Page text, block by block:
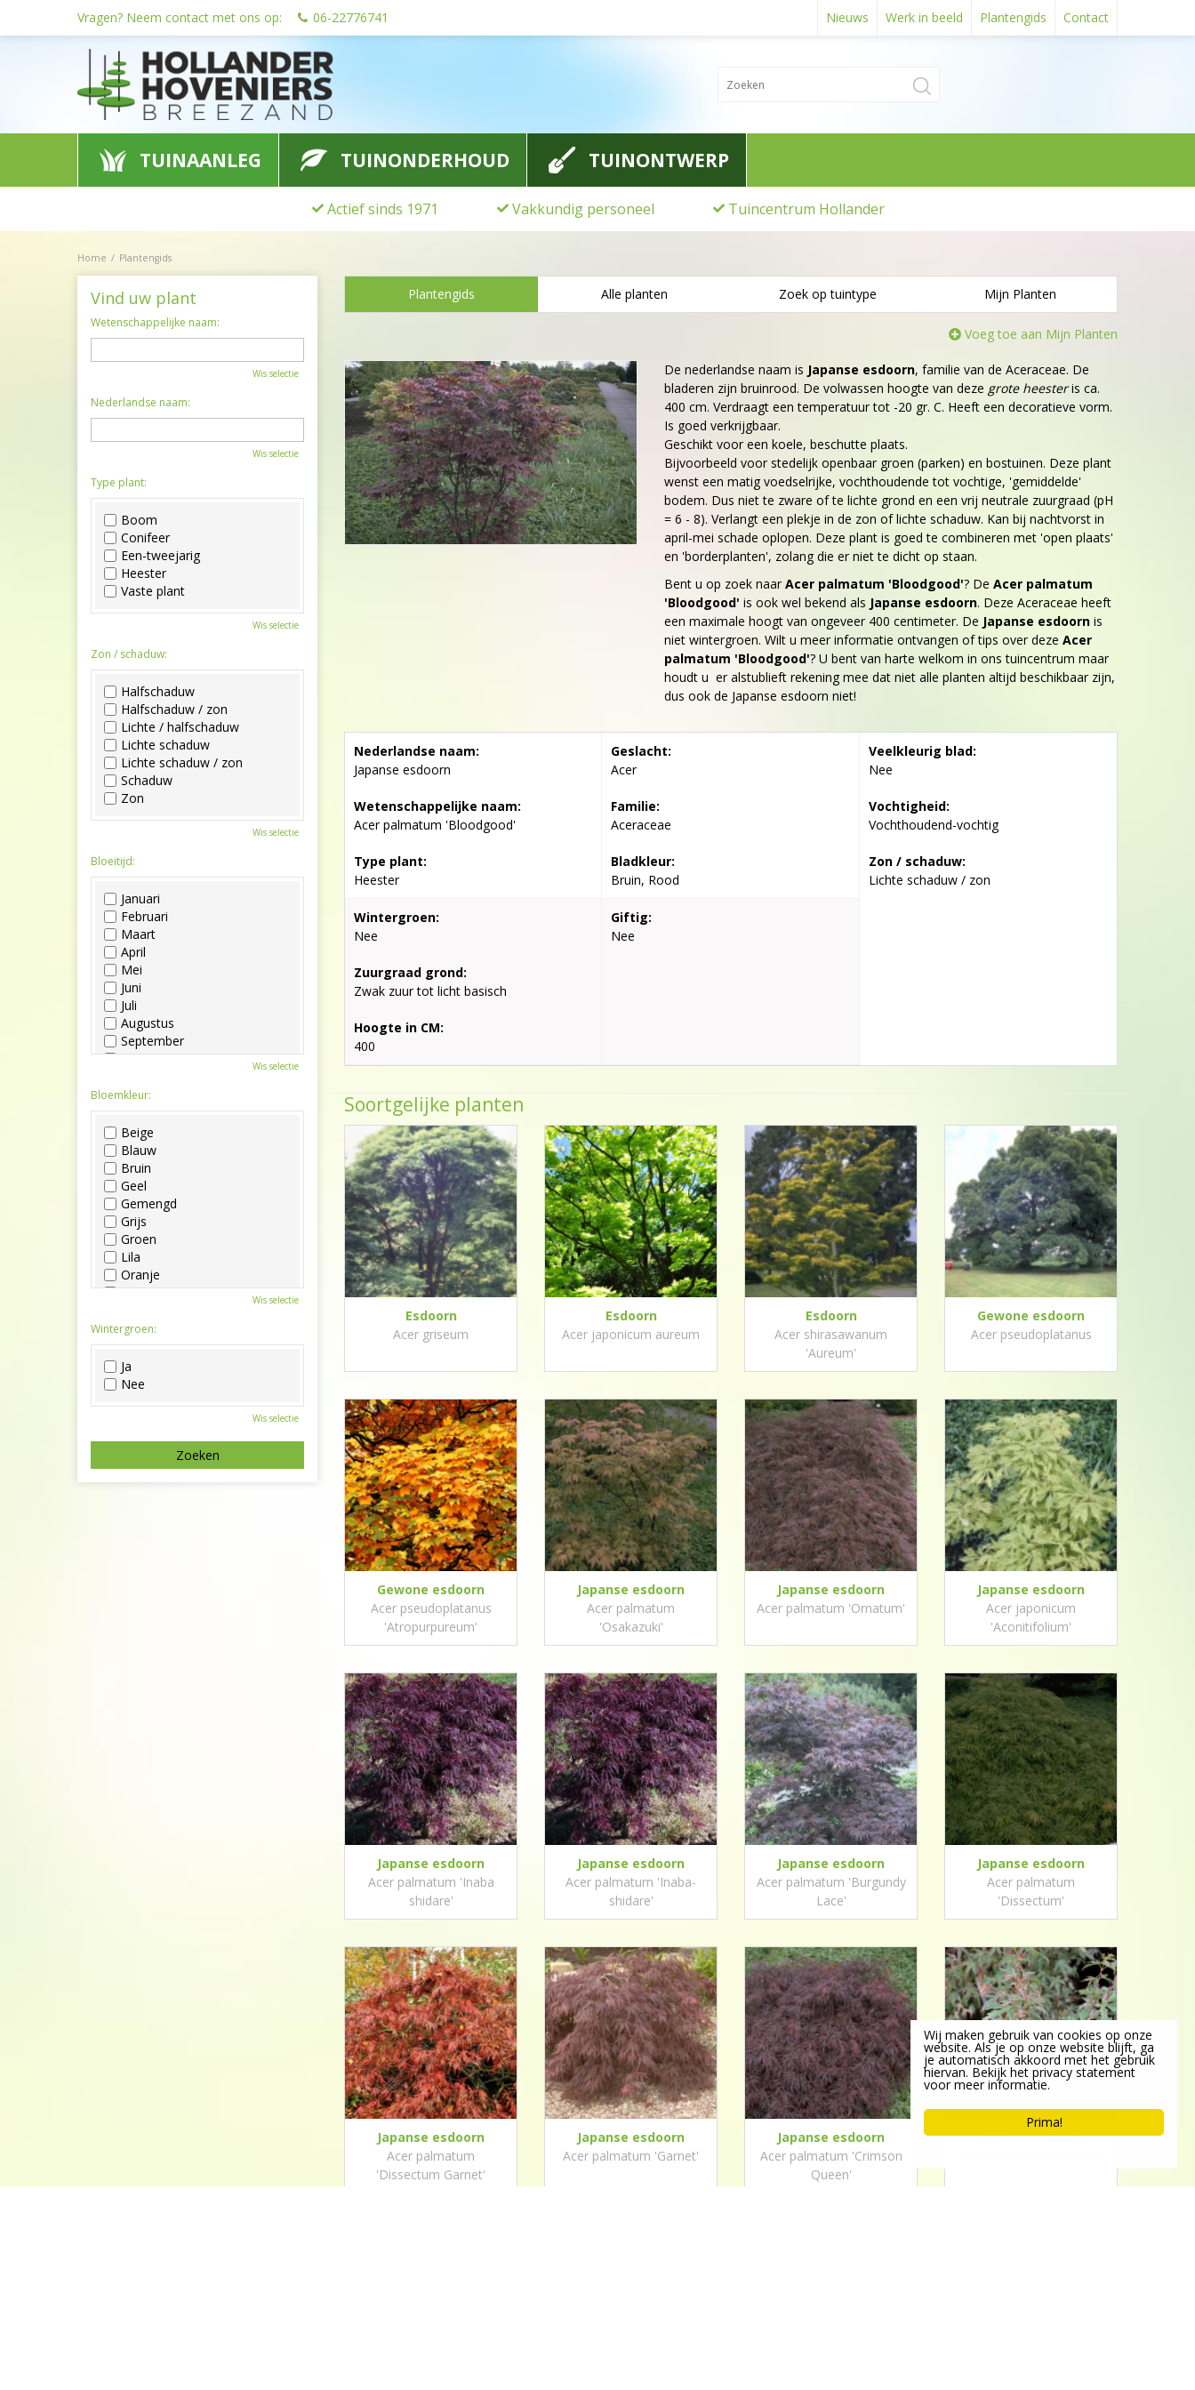
Home Plantengids
Vragen? Neem contact met ons op: 06-22776741 Nieuws Werk in beeld Plantengids Contact
TUINAANLEG TUINONDERHOUD TUINONTWERP
Actief sinds 1971 Vakkundig personeel Tuincentrum Hollander
Plantengids Alle planten Zoek op tuintype Mijn Planten
Voeg toe aan Mijn Planten
De nederlandse naam is Japanse esdoorn, familie van de Aceraceae. De
bladeren zijn bruinrood. De volwassen hoogte van deze grote heesteris ca.
400 cm. Verdraagt een temperatuur tot -20 gr. C. Heeft een decoratieve vorm.
Is goed verkrijgbaar.
Geschikt voor een koele, beschutte plaats.
Bijvoorbeeld voor stedelijk openbaar groen (parken) en bostuinen. Deze plant
wenst een matig voedselrijke, vochthoudende tot vochtige, 'gemiddelde'
bodem. Dus niet te zware of te lichte grond en een vrij neutrale zuurgraad (pH
= 6 - 8). Verlangt een plekje in de zon of lichte schaduw. Kan bij nachtvorst in
april-mei schade oplopen. Deze plant is goed te combineren met 'open plaats'
en 'borderplanten', zolang die er niet te dicht op staan.
Bent u op zoek naar Acer palmatum 'Bloodgood'? De Acer palmatum
'Bloodgood' is ook wel bekend als Japanse esdoorn. Deze Aceraceae heeft
een maximale hoogt van ongeveer 400 centimeter. De Japanse esdoorn is
niet wintergroen. Wilt u meer informatie ontvangen of tips over deze Acer
palmatum 'Bloodgood'? U bent van harte welkom in ons tuincentrum maar
houdt u er alstublieft rekening mee dat niet alle planten altijd beschikbaar zijn,
dus ook de Japanse esdoorn niet!
Nederlandse naam:
Japanse esdoorn
Wetenschappelijke naam:
Acer palmatum 'Bloodgood'
Type plant:
Heester
Geslacht:
Acer
Familie:
Aceraceae
Bladkleur:
Bruin, Rood
Veelkleurig blad:
Nee
Vochtigheid:
Vochthoudend-vochtig
Zon / schaduw:
Lichte schaduw / zon
Wintergroen:
Nee
Zuurgraad grond:
Zwak zuur tot licht basisch
Hoogte in CM:
400
Giftig:
Nee
Soortgelijke planten
Esdoorn
Acer griseum
Esdoorn
Acer japonicum aureum
Esdoorn
Acer shirasawanum
'Aureum'
Gewone esdoorn
Acer pseudoplatanus
Gewone esdoorn
Acer pseudoplatanus
'Atropurpureum'
Japanse esdoorn
Acer palmatum
'Osakazuki'
Japanse esdoorn
Acer palmatum 'Ornatum'
Japanse esdoorn
Acer japonicum
'Aconitifolium'
Japanse esdoorn
Acer palmatum 'Inaba
shidare'
Japanse esdoorn
Acer palmatum 'Inaba-
shidare'
Japanse esdoorn
Acer palmatum 'Burgundy
Lace'
Japanse esdoorn
Acer palmatum
'Dissectum'
Japanse esdoorn
Acer palmatum
'Dissectum Garnet'
Japanse esdoorn
Acer palmatum 'Garnet'
Japanse esdoorn
Acer palmatum 'Crimson
Queen'
Japanse esdoorn
Vind uw plant
Wetenschappelijke naam:
Wis selectie
Nederlandse naam:
Wis selectie
Type plant:
Boom
Conifeer
Een-tweejarig
Heester
Vaste plant
Wis selectie
Zon / schaduw:
Halfschaduw
Halfschaduw / zon
Lichte / halfschaduw
Lichte schaduw
Lichte schaduw / zon
Schaduw
Zon
Wis selectie
Bloeitijd:
Januari
Februari
Maart
April
Mei
Juni
Juli
Augustus
September
Oktober
December
Wis selectie
Bloemkleur:
Beige
Blauw
Bruin
Geel
Gemengd
Grijs
Groen
Lila
Oranje
Paars
Roze
Wit
Zwart
Wis selectie
Wintergroen:
Ja
Nee
Wis selectie
Prima!
Wij maken gebruik van cookies op onze
website. Als je op onze website blijft, ga
je automatisch akkoord met het gebruik
hiervan. Bekijk het privacy statement
voor meer informatie.